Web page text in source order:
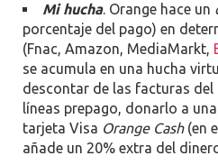
Mi hucha. Orange hace un
porcentaje del pago) en
(Fnac, Amazon, MediaMarkt,
se acumula en una hucha
descontar de las facturas del
líneas prepago, donarlo a
tarjeta Visa Orange Cash(en
añade un 20% extra del